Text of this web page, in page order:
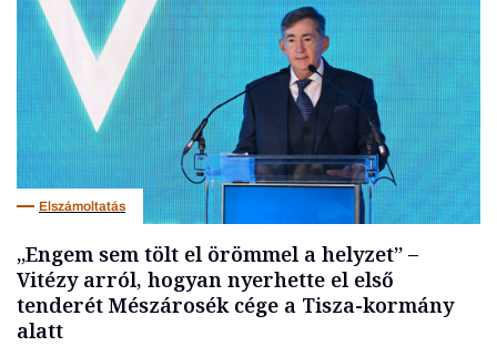
Elszámoltatás
„Engem sem tölt el örömmel a helyzet” –
Vitézy arról, hogyan nyerhette el első
tenderét Mészárosék cége a Tisza-kormány
alatt